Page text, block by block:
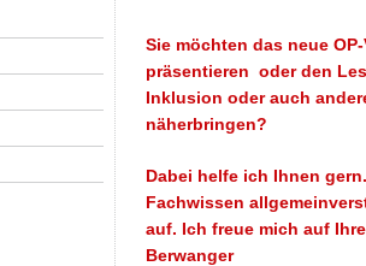
Sie möchten das neue
präsentieren oder den
Inklusion oder auch
näherbringen?
Dabei helfe ich Ihnen
Fachwissen
auf. Ich freue mich auf
Berwanger